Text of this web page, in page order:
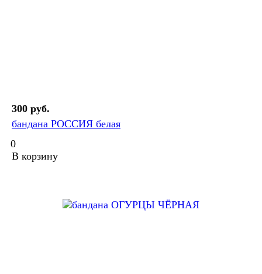
300 руб.
бандана РОССИЯ белая
0
В корзину